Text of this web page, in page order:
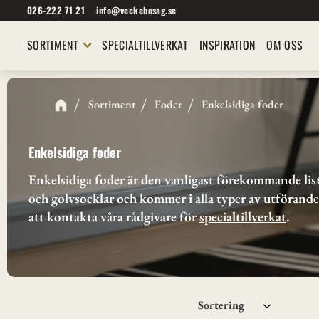
026-222 71 21 info@veckebosag.se
SORTIMENT SPECIALTILLVERKAT INSPIRATION OM OSS
Sortiment Foder Enkelsidiga foder
Enkelsidiga foder
Enkelsidiga foder är den vanligast förekommande
och golvsocklar och kommer i alla typer av
att kontakta våra rådgivare för specialtillverkat.